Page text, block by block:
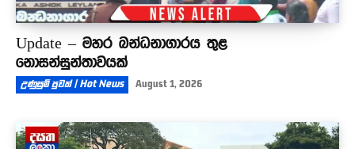
Update – මහර බන්ධනාගාරය තුළ
නොසන්සුන්තාවයක්
උණුසුම් පුවත් | Hot News August 1, 2026